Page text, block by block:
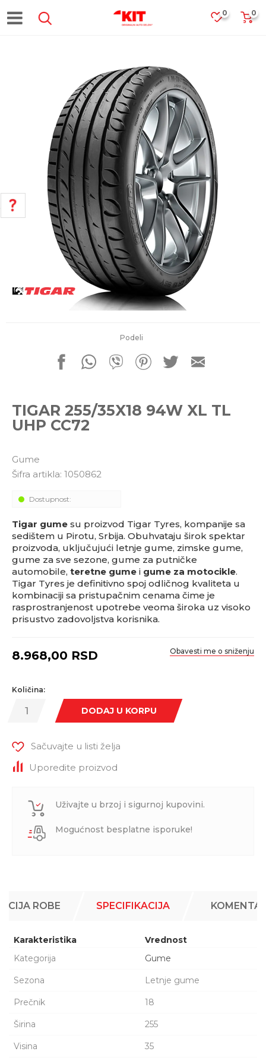
0
0
Podeli
TIGAR 255/35X18 94W XL TL
UHP CC72
Gume
Šifra artikla: 1050862
Dostupnost:
Tigar gume su proizvod Tigar Tyres, kompanije sa
sedištem u Pirotu, Srbija. Obuhvataju širok spektar
proizvoda, uključujući letnje gume, zimske gume,
gume za sve sezone, gume za putničke
automobile, teretne gume i gume za motocikle.
Tigar Tyres je definitivno spoj odličnog kvaliteta u
kombinaciji sa pristupačnim cenama čime je
rasprostranjenost upotrebe veoma široka uz visoko
prisustvo zadovoljstva korisnika.
8.968,00 RSD Obavesti me o sniženju
Količina:
DODAJ U KORPU
Sačuvajte u listi želja
Uporedite proizvod
Uživajte u brzoj i sigurnoj kupovini.
Mogućnost besplatne isporuke!
POMOĆ PRI KUPOVINI
Za više informacija, pomoć i
porudžbine
011 4427900
Radno vreme
Pišite nam
office@kitcommerce.rs
ROBE SPECIFIKACIJA
Karakteristika
Vrednost
Kategorija
Gume
Sezona Letnje gume
Prečnik 18
Širina 255
Visina 35